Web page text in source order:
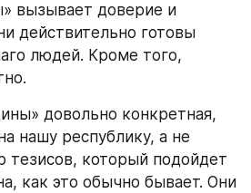
вызывает доверие и
действительно готовы
людей. Кроме того,
довольно конкретная,
нашу республику, а не
тезисов, который подойдет
как это обычно бывает. Они